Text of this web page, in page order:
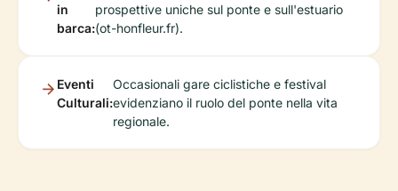
in
barca:
prospettive uniche sul ponte e sull'estuario
(ot-honfleur.fr).
Eventi
Culturali:
Occasionali gare ciclistiche e festival
evidenziano il ruolo del ponte nella vita
regionale.